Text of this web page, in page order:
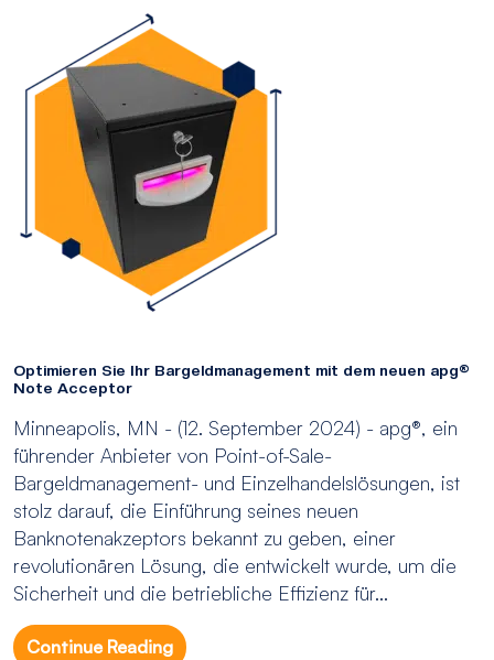
Optimieren Sie Ihr Bargeldmanagement mit dem neuen apg®
Note Acceptor
Minneapolis, MN - (12. September 2024) - apg®, ein
führender Anbieter von Point-of-Sale-
Bargeldmanagement- und Einzelhandelslösungen, ist
stolz darauf, die Einführung seines neuen
Banknotenakzeptors bekannt zu geben, einer
revolutionären Lösung, die entwickelt wurde, um die
Sicherheit und die betriebliche Effizienz für...
Continue Reading